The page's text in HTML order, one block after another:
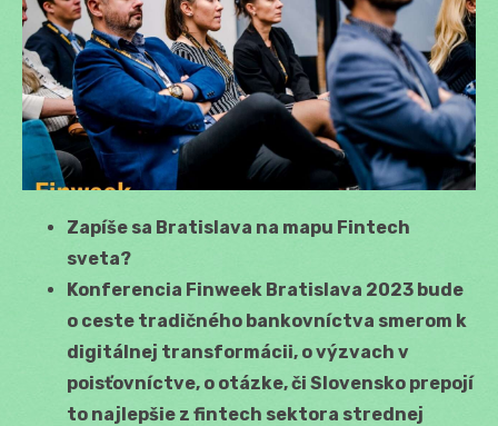
Zapíše sa Bratislava na mapu Fintech
sveta?
Konferencia Finweek Bratislava 2023 bude
o ceste tradičného bankovníctva smerom k
digitálnej transformácii, o výzvach v
poisťovníctve, o otázke, či Slovensko prepojí
to najlepšie z fintech sektora strednej